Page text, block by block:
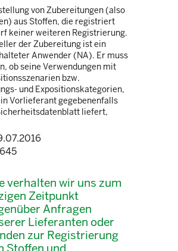
von Zubereitungen (also
aus Stoffen, die registriert
keiner weiteren Registrierung.
der Zubereitung ist ein
Anwender (NA). Er muss
ob seine Verwendungen mit
bzw.
und Expositionskategorien,
Vorlieferant gegebenenfalls
liefert,
verhalten wir uns zum
Zeitpunkt
Anfragen
Lieferanten oder
zur Registrierung
Stoffen und